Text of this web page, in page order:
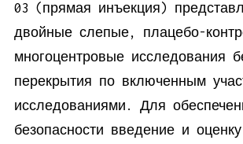
03 (прямая инъекция)
двойные слепые, плацебо-
многоцентровые исследования
перекрытия по включенным
исследованиями. Для
безопасности введение и